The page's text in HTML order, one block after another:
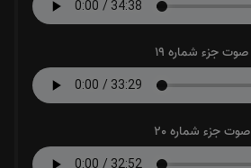
صوت جزء شماره 19
صوت جزء شماره 20